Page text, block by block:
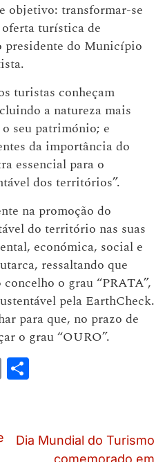
objetivo: transformar-se
turística de
presidente do Município
turistas conheçam
a natureza mais
seu património; e
da importância do
essencial para o
dos territórios”.
na promoção do
do território nas suas
económica, social e
ressaltando que
o grau “PRATA”,
pela EarthCheck.
para que, no prazo de
o grau “OURO”.
Email
Dia Mundial do Turismo
comemorado em